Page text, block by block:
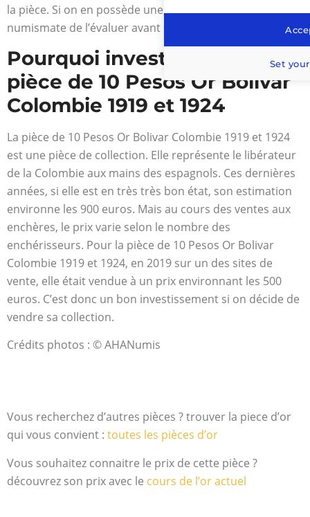
la pièce. Si on en possède une, on peut demander à un
numismate de l’évaluer avant sa mise en vente.
Pourquoi investir dans une
pièce de 10 Pesos Or Bolivar
Colombie 1919 et 1924
La pièce de 10 Pesos Or Bolivar Colombie 1919 et 1924
est une pièce de collection. Elle représente le libérateur
de la Colombie aux mains des espagnols. Ces dernières
années, si elle est en très très bon état, son estimation
environne les 900 euros. Mais au cours des ventes aux
enchères, le prix varie selon le nombre des
enchérisseurs. Pour la pièce de 10 Pesos Or Bolivar
Colombie 1919 et 1924, en 2019 sur un des sites de
vente, elle était vendue à un prix environnant les 500
euros. C’est donc un bon investissement si on décide de
vendre sa collection.
Crédits photos : © AHANumis
Vous recherchez d’autres pièces ? trouver la piece d’or
qui vous convient : toutes les pièces d’or
Vous souhaitez connaitre le prix de cette pièce ?
découvrez son prix avec le cours de l’or actuel
Set